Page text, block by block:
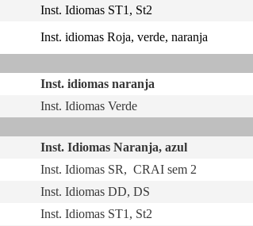
Inst. Idiomas ST1, St2
Inst. idiomas Roja, verde, naranja
Inst. idiomas naranja
Inst. Idiomas Verde
Inst. Idiomas Naranja, azul
Inst. Idiomas SR, CRAI sem 2
Inst. Idiomas DD, DS
Inst. Idiomas ST1, St2